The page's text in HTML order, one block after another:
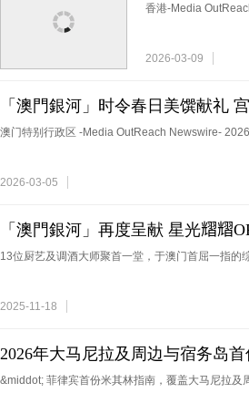
香港-Media
2026-03-09
「澳門銀河」时令春日美馔献礼
澳门特别行政区 -Media OutReach Newswire-
2026-03-05
「澳門銀河」再度呈献 星光
城的美馔娱乐领导地位
13位厨艺及调酒大师聚首一堂，于澳门首屈一指的
2025-11-18
2026年大马尼拉及周边与宿务岛
登美食推介（Bib Gourmand）餐厅
&middot; 菲律宾首份米其林指南，覆盖大马尼拉及